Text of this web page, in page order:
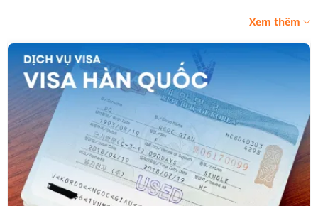
Visa du lịch (C-3-9): Dành cho những người muốn đến Hàn
Quốc du lịch trong thời gian ngắn (dưới 90 ngày).
Visa thăm thân (C-3-1): Dành cho những người có người
thân là công dân Hàn Quốc hoặc người nước ngoài đang cư
trú hợp pháp tại Hàn Quốc.
Visa du học (D-2)
: Dành cho những người muốn đến Hàn
Quốc học tập dài hạn.
Visa làm việc (E-7)
: Dành cho những người đến Hàn Quốc
làm việc theo hợp đồng với doanh nghiệp Hàn Quốc.
Xem thêm